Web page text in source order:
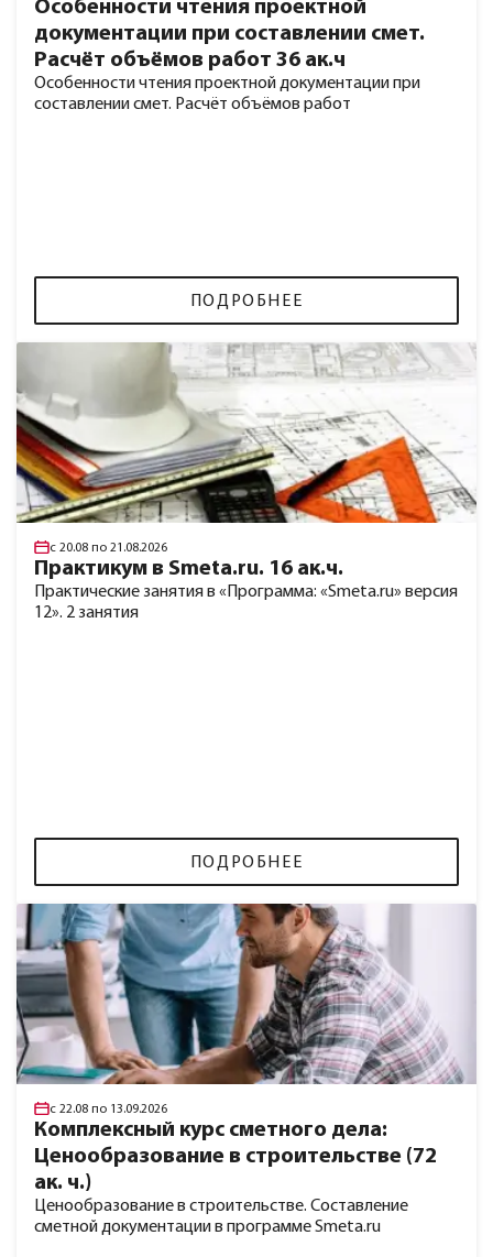
Особенности чтения проектной
документации при составлении смет.
Расчёт объёмов работ 36 ак.ч
Особенности чтения проектной документации при
составлении смет. Расчёт объёмов работ
ПОДРОБНЕЕ
с 20.08 по 21.08.2026
Практикум в Smeta.ru. 16 ак.ч.
Практические занятия в «Программа: «Smeta.ru» версия
12». 2 занятия
ПОДРОБНЕЕ
с 22.08 по 13.09.2026
Комплексный курс сметного дела:
Ценообразование в строительстве (72
ак. ч.)
Ценообразование в строительстве. Составление
сметной документации в программе Smeta.ru